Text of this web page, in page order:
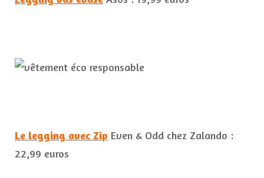
Le legging avec Zip Even & Odd chez Zalando :
22,99 euros